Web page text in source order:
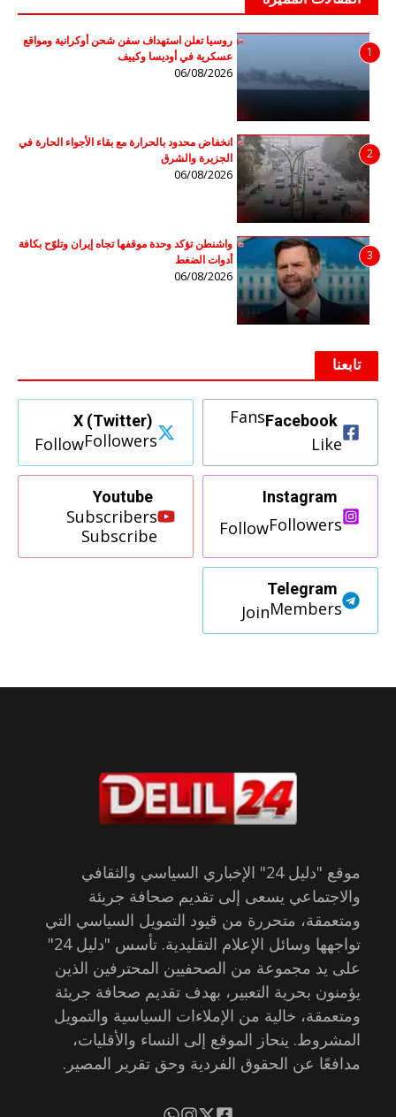
1
روسيا تعلن استهداف سفن شحن أوكرانية ومواقع
عسكرية في أوديسا وكييف
06/08/2026
2
انخفاض محدود بالحرارة مع بقاء الأجواء الحارة في
الجزيرة والشرق
06/08/2026
3
واشنطن تؤكد وحدة موقفها تجاه إيران وتلوّح بكافة
أدوات الضغط
06/08/2026
تابعنا
Facebook
Fans
Like
X (Twitter)
Followers
Follow
Instagram
Followers
Follow
Youtube
Subscribers
Subscribe
Telegram
Members
Join
موقع "دليل 24" الإخباري السياسي والثقافي
والاجتماعي يسعى إلى تقديم صحافة جريئة
ومتعمقة، متحررة من قيود التمويل السياسي التي
تواجهها وسائل الإعلام التقليدية. تأسس "دليل 24"
على يد مجموعة من الصحفيين المحترفين الذين
يؤمنون بحرية التعبير، بهدف تقديم صحافة جريئة
ومتعمقة، خالية من الإملاءات السياسية والتمويل
المشروط. ينحاز الموقع إلى النساء والأقليات،
مدافعًا عن الحقوق الفردية وحق تقرير المصير.